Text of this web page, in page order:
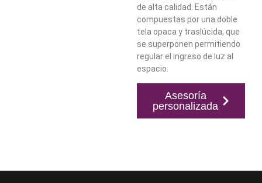
de alta calidad. Están
compuestas por una doble
tela opaca y traslúcida, que
se superponen permitiendo
regular el ingreso de luz al
espacio.
Asesoría
personalizada